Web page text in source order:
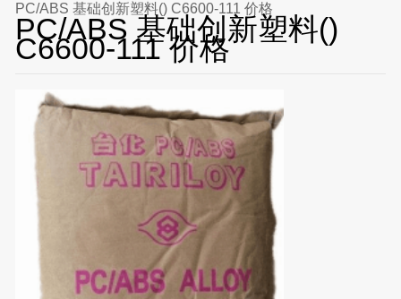
PC/ABS 基础创新塑料() C6600-111 价格
PC/ABS 基础创新塑料()
C6600-111 价格